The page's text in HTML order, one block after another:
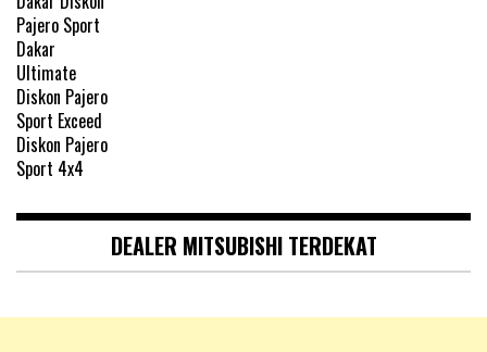
DEALER MITSUBISHI TERDEKAT